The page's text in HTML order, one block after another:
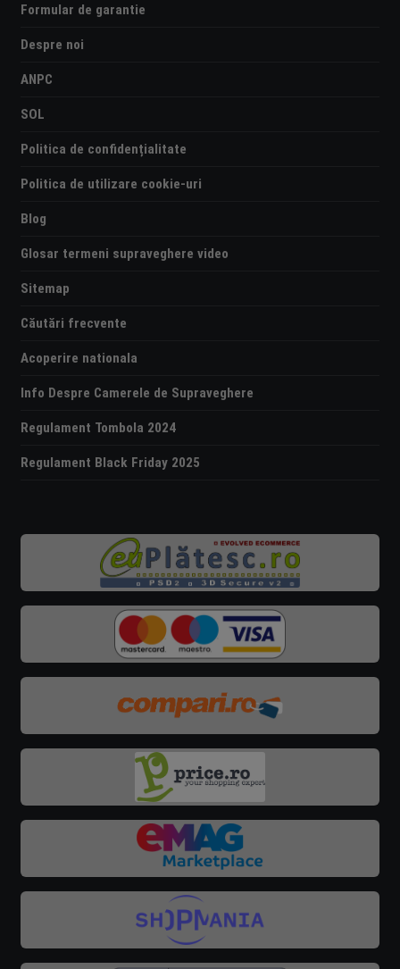
Formular de garantie
Despre noi
ANPC
SOL
Politica de confidențialitate
Politica de utilizare cookie-uri
Blog
Glosar termeni supraveghere video
Sitemap
Căutări frecvente
Acoperire nationala
Info Despre Camerele de Supraveghere
Regulament Tombola 2024
Regulament Black Friday 2025